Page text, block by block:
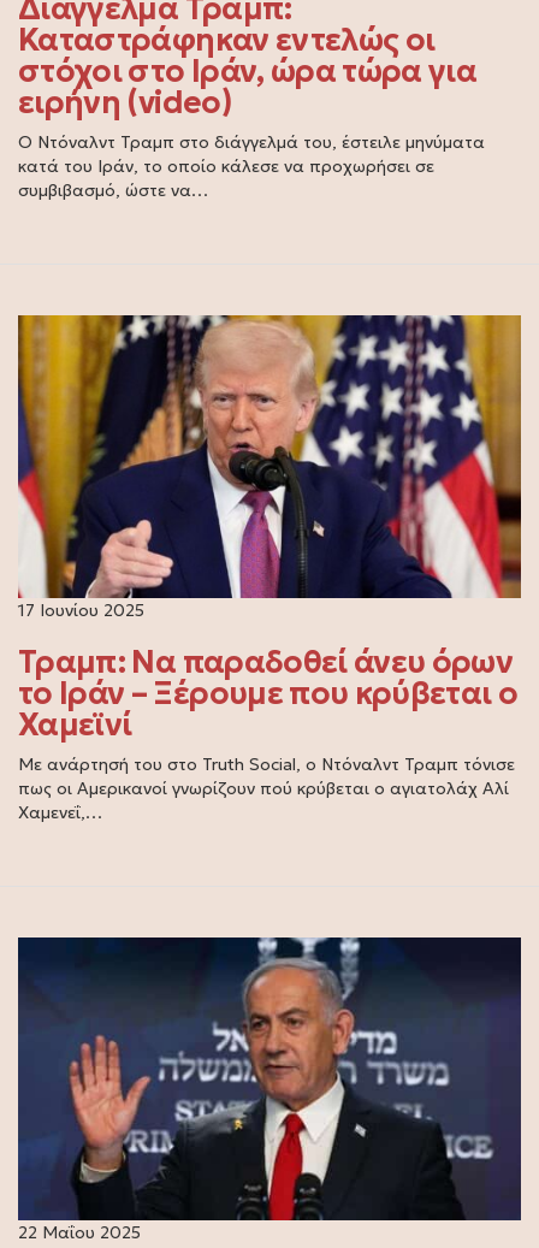
Διάγγελμα Τραμπ:
Καταστράφηκαν εντελώς οι
στόχοι στο Ιράν, ώρα τώρα για
ειρήνη (video)
Ο Ντόναλντ Τραμπ στο διάγγελμά του, έστειλε μηνύματα
κατά του Ιράν, το οποίο κάλεσε να προχωρήσει σε
συμβιβασμό, ώστε να…
17 Ιουνίου 2025
Τραμπ: Να παραδοθεί άνευ όρων
το Ιράν – Ξέρουμε που κρύβεται ο
Χαμεϊνί
Με ανάρτησή του στο Truth Social, ο Ντόναλντ Τραμπ τόνισε
πως οι Αμερικανοί γνωρίζουν πού κρύβεται ο αγιατολάχ Αλί
Χαμενεΐ,…
22 Μαΐου 2025